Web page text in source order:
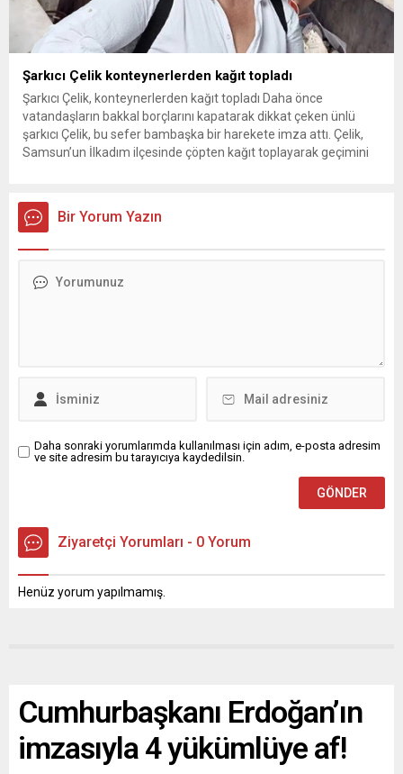
Şarkıcı Çelik konteynerlerden kağıt topladı
Şarkıcı Çelik, konteynerlerden kağıt topladı Daha önce
vatandaşların bakkal borçlarını kapatarak dikkat çeken ünlü
şarkıcı Çelik, bu sefer bambaşka bir harekete imza attı. Çelik,
Samsun’un İlkadım ilçesinde çöpten kağıt toplayarak geçimini
İlkadım ilçesinde çöpten kağıt toplayarak...
Bir Yorum Yazın
Daha sonraki yorumlarımda kullanılması için adım, e-posta adresim
ve site adresim bu tarayıcıya kaydedilsin.
Ziyaretçi Yorumları - 0 Yorum
Henüz yorum yapılmamış.
Cumhurbaşkanı Erdoğan’ın
imzasıyla 4 yükümlüye af!